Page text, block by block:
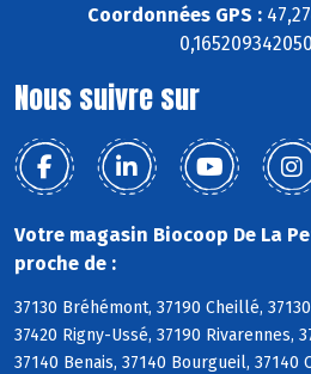
Coordonnées GPS :
Nous suivre sur
Votre magasin Biocoop De La
proche de :
37130 Bréhémont, 37190 Cheillé,
37420 Rigny-Ussé, 37190 Rivarennes,
37140 Benais, 37140 Bourgueil, 37140